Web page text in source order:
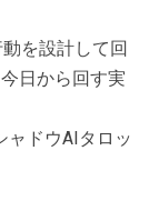
を設計して回
日から回す実
ャドウAIタロッ